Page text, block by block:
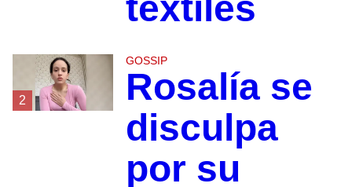
2
GOSSIP
Rosalía se
disculpa
por su